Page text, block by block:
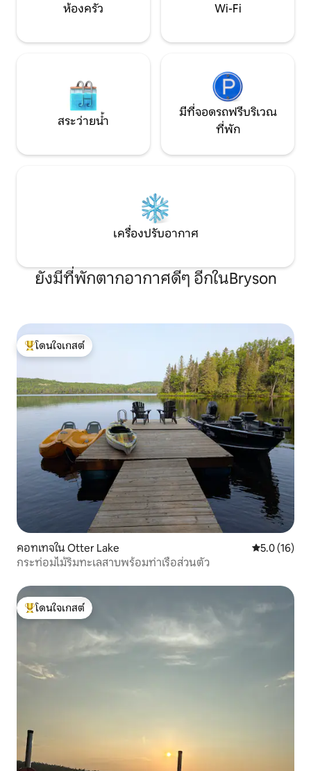
ห้องครัว Wi-Fi
สระว่ายน้ำ
มีที่จอดรถฟรีบริเวณ
ที่พัก
เครื่องปรับอากาศ
ยังมีที่พักตากอากาศดีๆ อีกในBryson
โดนใจเกสต์ที่สุด
โดนใจเกสต์
คอทเทจใน Otter Lake คะแนนเฉลี่ย
5.0 (16)
กระท่อมไม้ริมทะเลสาบพร้อมท่าเรือส่วนตัว
โดนใจเกสต์ที่สุด
โดนใจเกสต์